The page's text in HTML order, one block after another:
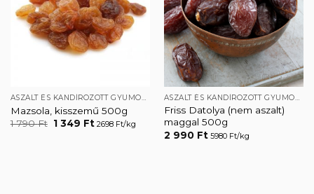
Kedvencekhez
ASZALT ÉS KANDÍROZOTT GYÜMÖLCSÖK
Mazsola, kisszemű 500g
1 790Ft Original
1 349 FtCurrent
2698 Ft/kg
Kedvencekhez
ASZALT ÉS KANDÍROZOTT GYÜMÖLCSÖK
Friss Datolya (nem aszalt)
maggal 500g
2 990 Ft5980 Ft/kg